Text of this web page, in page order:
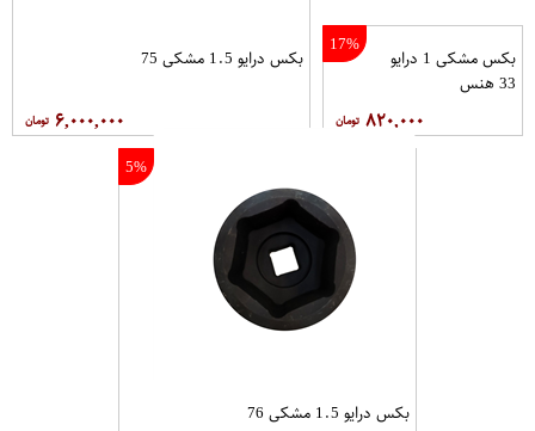
17%
بکس مشکی 1 درایو
33 هنس
۸۲۰,۰۰۰
بکس درایو 1.5 مشکی 75
۶,۰۰۰,۰۰۰
5%
بکس درایو 1.5 مشکی 76